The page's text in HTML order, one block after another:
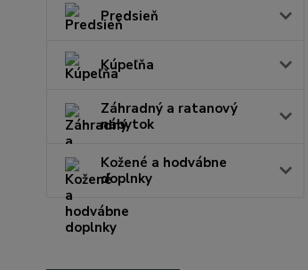
Predsieň
Kúpeľňa
Záhradný a ratanový
nábytok
Kožené a hodvábne
doplnky